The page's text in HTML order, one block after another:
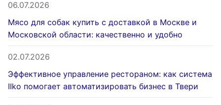
06.07.2026
Мясо для собак купить с доставкой в Москве и
Московской области: качественно и удобно
02.07.2026
Эффективное управление рестораном: как система
IIko помогает автоматизировать бизнес в Твери